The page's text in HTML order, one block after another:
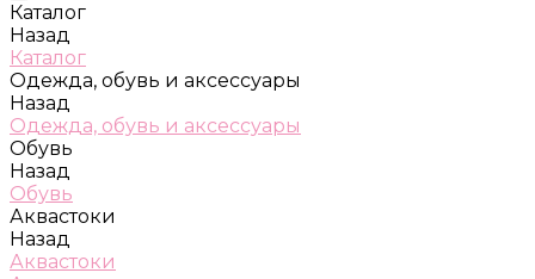
Каталог
Назад
Каталог
Одежда, обувь и аксессуары
Назад
Одежда, обувь и аксессуары
Обувь
Назад
Обувь
Аквастоки
Назад
Аквастоки